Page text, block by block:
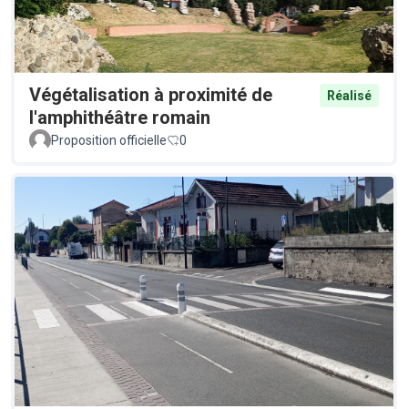
Végétalisation à proximité de
l'amphithéâtre romain
Réalisé
Proposition officielle 0